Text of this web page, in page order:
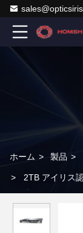
ホーム > 製品 >
> 2TB アイリス